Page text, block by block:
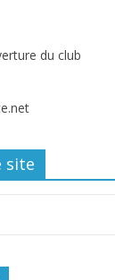
du club
site